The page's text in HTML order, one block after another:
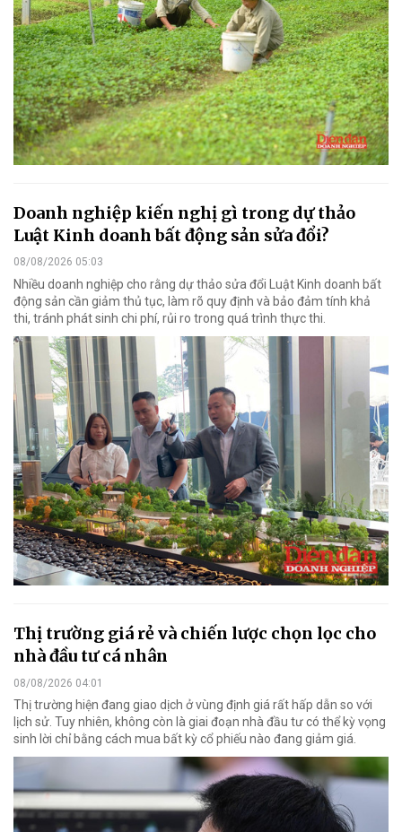
Doanh nghiệp kiến nghị gì trong dự thảo
Luật Kinh doanh bất động sản sửa đổi?
08/08/2026 05:03
Nhiều doanh nghiệp cho rằng dự thảo sửa đổi Luật Kinh doanh bất
động sản cần giảm thủ tục, làm rõ quy định và bảo đảm tính khả
thi, tránh phát sinh chi phí, rủi ro trong quá trình thực thi.
Thị trường giá rẻ và chiến lược chọn lọc cho
nhà đầu tư cá nhân
08/08/2026 04:01
Thị trường hiện đang giao dịch ở vùng định giá rất hấp dẫn so với
lịch sử. Tuy nhiên, không còn là giai đoạn nhà đầu tư có thể kỳ vọng
sinh lời chỉ bằng cách mua bất kỳ cổ phiếu nào đang giảm giá.